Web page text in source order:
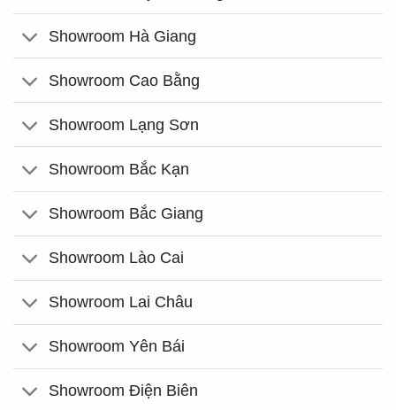
Showroom Hà Giang
Showroom Cao Bằng
Showroom Lạng Sơn
Showroom Bắc Kạn
Showroom Bắc Giang
Showroom Lào Cai
Showroom Lai Châu
Showroom Yên Bái
Showroom Điện Biên